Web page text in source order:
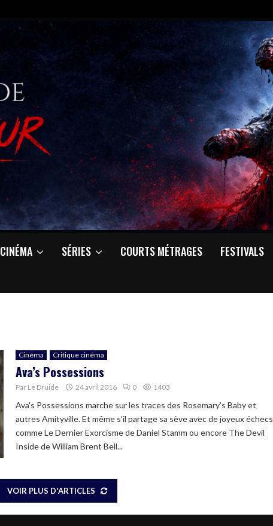
CINÉMA SÉRIES COURTS MÉTRAGES FESTIVALS
Cinéma Critique cinéma
Ava’s Possessions
Par Le Druide 24 avril 2016 0 1403
Ava's Possessions marche sur les traces des Rosemary’s Baby et
autres Amityville. Et même s’il partage sa sève avec de joyeux échecs
comme Le Dernier Exorcisme de Daniel Stamm ou encore The Devil
Inside de William Brent Bell...
VOIR PLUS D'ARTICLES